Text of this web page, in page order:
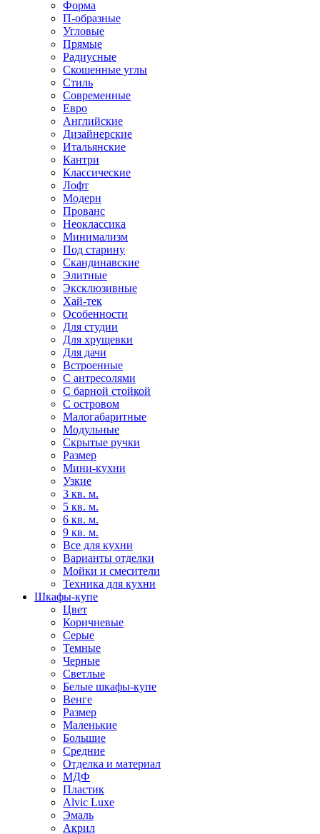
Форма
П-образные
Угловые
Прямые
Радиусные
Скошенные углы
Стиль
Современные
Евро
Английские
Дизайнерские
Итальянские
Кантри
Классические
Лофт
Модерн
Прованс
Неоклассика
Минимализм
Под старину
Скандинавские
Элитные
Эксклюзивные
Хай-тек
Особенности
Для студии
Для хрущевки
Для дачи
Встроенные
С антресолями
С барной стойкой
С островом
Малогабаритные
Модульные
Скрытые ручки
Размер
Мини-кухни
Узкие
3 кв. м.
5 кв. м.
6 кв. м.
9 кв. м.
Все для кухни
Варианты отделки
Мойки и смесители
Техника для кухни
Шкафы-купе
Цвет
Коричневые
Серые
Темные
Черные
Светлые
Белые шкафы-купе
Венге
Размер
Маленькие
Большие
Средние
Отделка и материал
МДФ
Пластик
Alvic Luxe
Эмаль
Акрил